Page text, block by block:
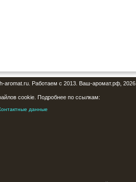
aromat.ru. Работаем с 2013. Ваш-аромат.рф, 2026.
cookie. Подробнее по ссылкам:
данные